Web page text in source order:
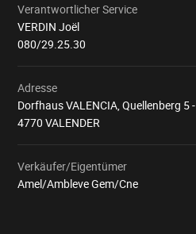
Verantwortlicher Service
VERDIN Joël
080/29.25.30
Adresse
Dorfhaus VALENCIA, Quellenberg 5 -
4770 VALENDER
Verkäufer/Eigentümer
Amel/Ambleve Gem/Cne